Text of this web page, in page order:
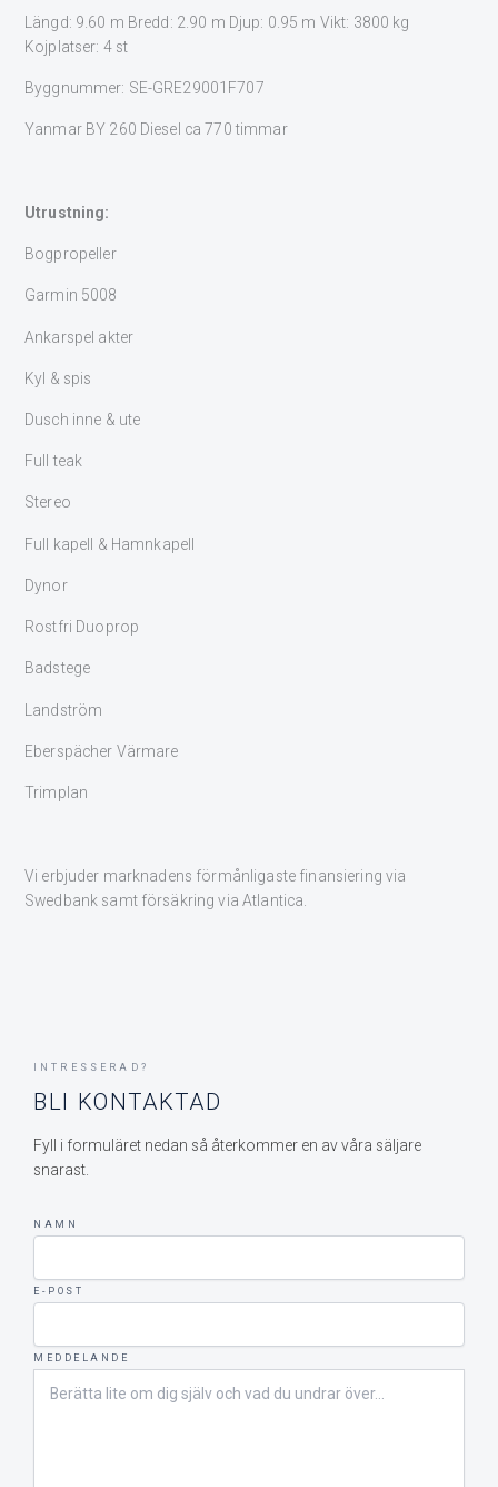
Längd: 9.60 m Bredd: 2.90 m Djup: 0.95 m Vikt: 3800 kg
Kojplatser: 4 st
Byggnummer: SE-GRE29001F707
Yanmar BY 260 Diesel ca 770 timmar
Utrustning:
Bogpropeller
Garmin 5008
Ankarspel akter
Kyl & spis
Dusch inne & ute
Full teak
Stereo
Full kapell & Hamnkapell
Dynor
Rostfri Duoprop
Badstege
Landström
Eberspächer Värmare
Trimplan
Vi erbjuder marknadens förmånligaste finansiering via
Swedbank samt försäkring via Atlantica.
INTRESSERAD?
BLI KONTAKTAD
Fyll i formuläret nedan så återkommer en av våra säljare
snarast.
NAMN
E-POST
MEDDELANDE